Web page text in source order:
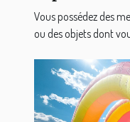
Vous possédez des
ou des objets dont